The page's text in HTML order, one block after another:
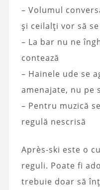
– Volumul
și ceilalți vor să
– La bar nu ne
contează
– Hainele ude se
amenajate, nu pe
– Pentru muzică
regulă nescrisă
Après-ski este o
reguli. Poate fi
trebuie doar să